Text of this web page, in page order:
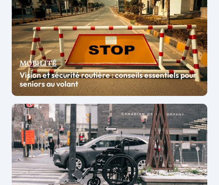
MOBILITÉ
Vision et sécurité routière : conseils essentiels pour
seniors au volant